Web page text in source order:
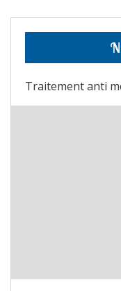
Traitement anti